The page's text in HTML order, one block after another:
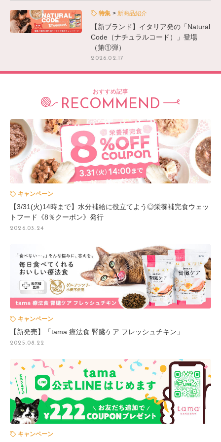
特集 新商品紹介
【新ブランド】イタリア発の「Natural
Code（ナチュラルコード）」登場
（第①弾）
2026.02.17
おすすめ記事
RECOMMEND
キャンペーン
【3/31(火)14時まで】水分補給に役立てよう◎栄養補完食ウェッ
トフード《8％クーポン》発行
2026.03.24
キャンペーン
【新発売】「tama 療法食 腎臓ケア フレッシュチキン」
2025.08.22
キャンペーン